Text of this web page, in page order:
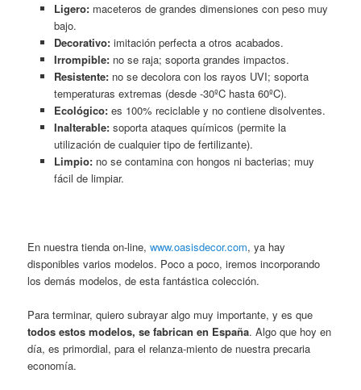
Ligero:maceteros de grandes dimensiones con peso muy
bajo.
Decorativo:imitación perfecta a otros acabados.
Irrompible:no se raja; soporta grandes impactos.
Resistente:no se decolora con los rayos UVI; soporta
temperaturas extremas (desde -30ºC hasta 60ºC).
Ecológico:es 100% reciclable y no contiene disolventes.
Inalterable:soporta ataques químicos (permite la
utilización de cualquier tipo de fertilizante).
Limpio:no se contamina con hongos ni bacterias; muy
fácil de limpiar.
En nuestra tienda on-line, www.oasisdecor.com, ya hay
disponibles varios modelos. Poco a poco, iremos incorporando
los demás modelos, de esta fantástica colección.
Para terminar, quiero subrayar algo muy importante, y es que
todos estos modelos, se fabrican en España. Algo que hoy en
día, es primordial, para el relanza-miento de nuestra precaria
economía.